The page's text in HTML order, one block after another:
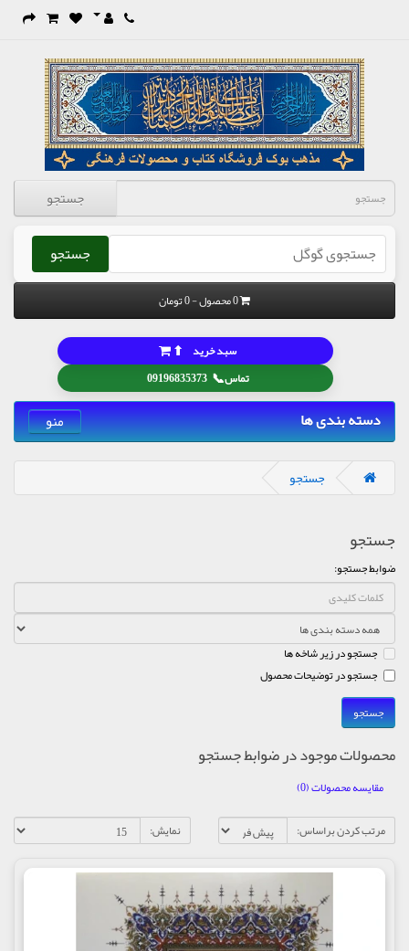
جستجو
جستجو
0 محصول - 0 تومان
تماس📞
09196835373
سبد خرید ⬆
دسته بندی ها منو
جستجو
جستجو
ضوابط جستجو:
جستجو در زیر شاخه ها
جستجو در توضیحات محصول
محصولات موجود در ضوابط جستجو
مقایسه محصولات (0)
مرتب کردن براساس:
نمایش: